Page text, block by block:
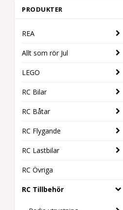
PRODUKTER
REA
Allt som rör Jul
LEGO
RC Bilar
RC Båtar
RC Flygande
RC Lastbilar
RC Övriga
RC Tillbehör